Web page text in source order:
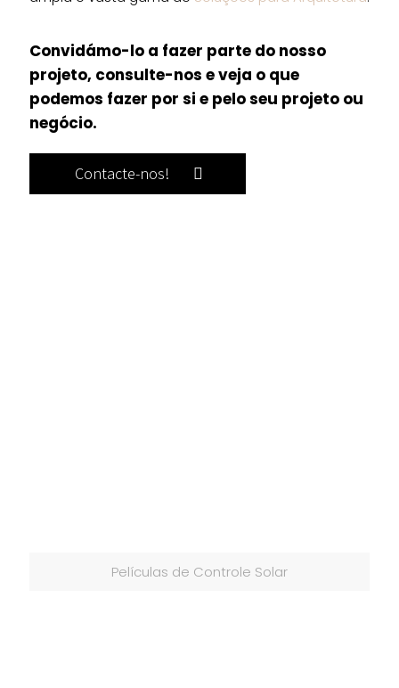
Convidámo-lo a fazer parte do nosso
projeto, consulte-nos e veja o que
podemos fazer por si e pelo seu projeto ou
negócio.
Contacte-nos!
Películas de Controle Solar